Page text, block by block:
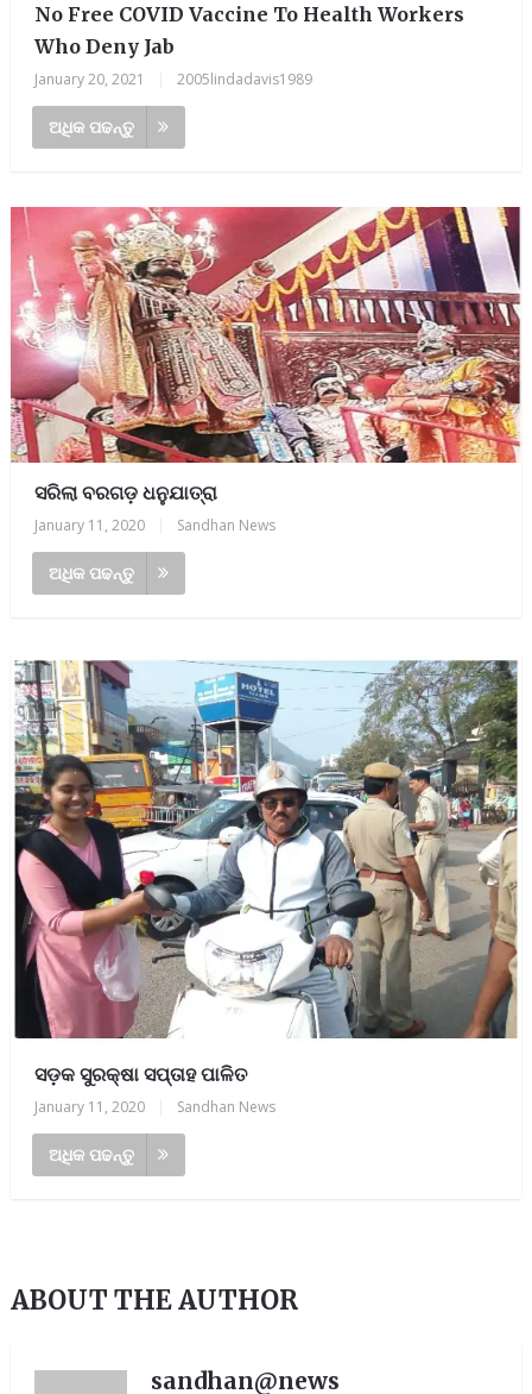
No Free COVID Vaccine To Health Workers
Who Deny Jab
January 20, 2021 2005lindadavis1989
ଅଧିକ ପଢନ୍ତୁ
ସରିଲା ବରଗଡ଼ ଧନୁଯାତ୍ରା
January 11, 2020 Sandhan News
ଅଧିକ ପଢନ୍ତୁ
ସଡ଼କ ସୁରକ୍ଷା ସପ୍ତାହ ପାଳିତ
January 11, 2020 Sandhan News
ଅଧିକ ପଢନ୍ତୁ
ABOUT THE AUTHOR
sandhan@news